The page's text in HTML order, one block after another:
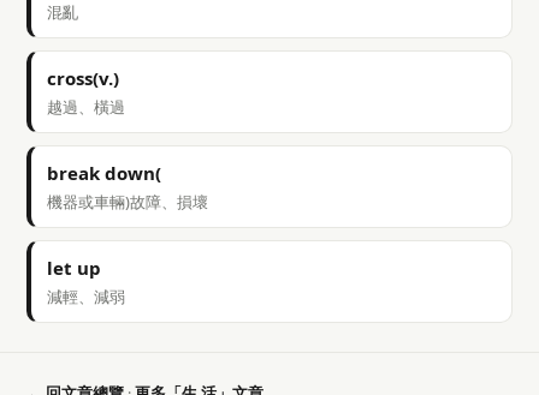
混亂
cross(v.)
越過、橫過
break down(
機器或車輛)故障、損壞
let up
減輕、減弱